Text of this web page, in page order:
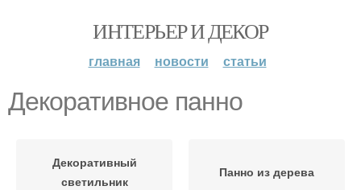
ИНТЕРЬЕР И ДЕКОР
главная новости статьи
Декоративное панно
Декоративный
светильник
Панно из дерева